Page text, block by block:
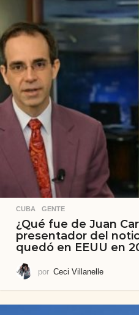
CUBA ,GENTE
¿Qué fue de Juan
presentador del
quedó en EEUU en
por Ceci Villanelle